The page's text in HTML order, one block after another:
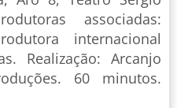
associadas:
internacional
Realização: Arcanjo
60 minutos.